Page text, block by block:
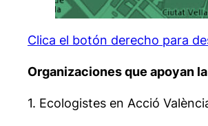
Clica el botón derecho para
Organizaciones que apoyan
1. Ecologistes en Acció